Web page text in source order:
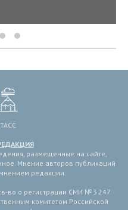
размещенные на сайте,
Мнение авторов публикаций
редакции.
во о регистрации СМИ № 3 247
комитетом Российской